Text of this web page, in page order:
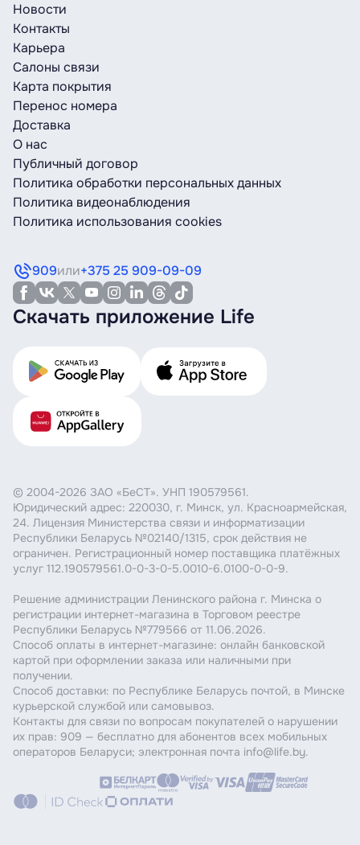
Новости
Контакты
Карьера
Салоны связи
Карта покрытия
Перенос номера
Доставка
О нас
Публичный договор
Политика обработки персональных данных
Политика видеонаблюдения
Политика использования cookies
909или+375 25 909-09-09
Скачать приложение Life
© 2004-2026 ЗАО «БеСТ». УНП 190579561.
Юридический адрес: 220030, г. Минск, ул. Красноармейская,
24. Лицензия Министерства связи и информатизации
Республики Беларусь №02140/1315, срок действия не
ограничен. Регистрационный номер поставщика платёжных
услуг 112.190579561.0-0-3-0-5.0010-6.0100-0-0-9.
Решение администрации Ленинского района г. Минска о
регистрации интернет-магазина в Торговом реестре
Республики Беларусь №779566 от 11.06.2026.
Способ оплаты в интернет-магазине: онлайн банковской
картой при оформлении заказа или наличными при
получении.
Способ доставки: по Республике Беларусь почтой, в Минске
курьерской службой или самовывоз.
Контакты для связи по вопросам покупателей о нарушении
их прав: 909 — бесплатно для абонентов всех мобильных
операторов Беларуси; электронная почта info@life.by.